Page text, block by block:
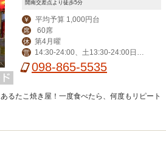
開南交差点より徒歩5分
￥ 平均予算 1,000円台
席 60席
休 第4月曜
営
14:30-24:00、土13:30-24:00日1
3:30-22:00※なくなり次第終了
098-865-5535
るたこ焼き屋！一度食べたら、何度もリピート